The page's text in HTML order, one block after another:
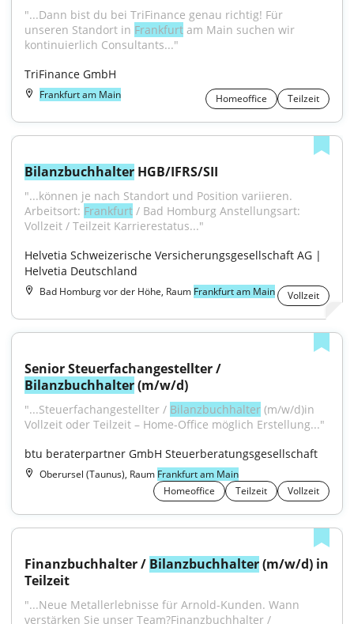
"...Dann bist du bei TriFinance genau richtig! Für
unseren Standort in Frankfurt am Main suchen wir
kontinuierlich Consultants..."
TriFinance GmbH
Frankfurt am Main Homeoffice Teilzeit
Bilanzbuchhalter HGB/IFRS/SII
"...können je nach Standort und Position variieren.
Arbeitsort: Frankfurt / Bad Homburg Anstellungsart:
Vollzeit / Teilzeit Karrierestatus..."
Helvetia Schweizerische Versicherungsgesellschaft AG |
Helvetia Deutschland
Bad Homburg vor der Höhe, Raum Frankfurt am Main Vollzeit
Bilanzbuchhalter (m/w/d)
"...Steuerfachangestellter / Bilanzbuchhalter (m/w/d)in
Vollzeit oder Teilzeit – Home-Office möglich Erstellung..."
btu beraterpartner GmbH Steuerberatungsgesellschaft
Oberursel (Taunus), Raum Frankfurt am Main
Homeoffice
Teilzeit Vollzeit
Finanzbuchhalter / Bilanzbuchhalter (m/w/d) in
Teilzeit
"...Neue Metallerlebnisse für Arnold-Kunden. Wann